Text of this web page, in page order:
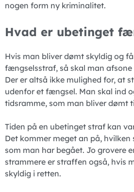
nogen form ny kriminalitet.
Hvad er ubetinget
Hvis man bliver dømt skyldig og
fængselsstraf, så skal man
Der er altså ikke mulighed for, at
udenfor et fængsel. Man skal ind
tidsramme, som man bliver dømt
Tiden på en ubetinget straf kan
Det kommer meget an på,
som man har begået. Jo grovere
strammere er straffen også, hvis
skyldig i retten.